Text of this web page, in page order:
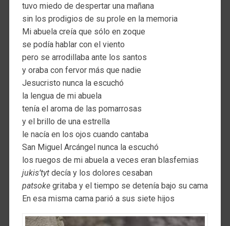
tuvo miedo de despertar una mañana
sin los prodigios de su prole en la memoria
Mi abuela creía que sólo en zoque
se podía hablar con el viento
pero se arrodillaba ante los santos
y oraba con fervor más que nadie
Jesucristo nunca la escuchó
la lengua de mi abuela
tenía el aroma de las pomarrosas
y el brillo de una estrella
le nacía en los ojos cuando cantaba
San Miguel Arcángel nunca la escuchó
los ruegos de mi abuela a veces eran blasfemias
jukis’tyt decía y los dolores cesaban
patsokegritaba y el tiempo se detenía bajo su cama
En esa misma cama parió a sus siete hijos